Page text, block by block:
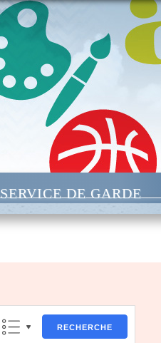
SERVICE DE GARDE
RECHERCHE